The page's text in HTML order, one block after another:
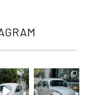
lart.br
Ago 6
lart.br
Ago 6